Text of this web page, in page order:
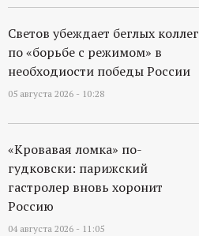
Светов убеждает беглых коллег
по «борьбе с режимом» в
необходиости победы России
05 августа 2026 - 10:28
«Кровавая ломка» по-
гудковски: парижский
гастролер вновь хоронит
Россию
04 августа 2026 - 11:05